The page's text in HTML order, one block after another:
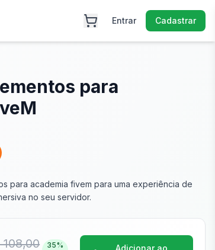
Entrar Cadastrar
para
para academia fivem para uma experiência de
no seu servidor.
108,00 35%
Adicionar ao